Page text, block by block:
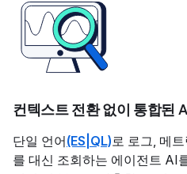
컨텍스트 전환 없이 통합된
단일 언어(ES|QL) 로 로그, 메
를 대신 조회하는 에이전트 AI